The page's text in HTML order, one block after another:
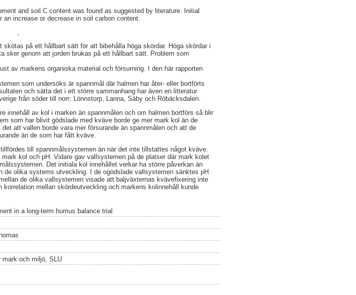
and soil C content was found as suggested by literature. Initial
increase or decrease in soil carbon content.
på ett hållbart sätt för att bibehålla höga skördar. Höga skördar i
sker genom att jorden brukas på ett hållbart sätt. Problem som
av markens organiska material och försurning. I den här rapporten
som undersöks är spannmål där halmen har åter- eller bortförts
och sätta det i ett större sammanhang har även en litteratur
från söder till norr; Lönnstorp, Lanna, Säby och Röbäcksdalen.
innehåll av kol i marken än spannmålen och om halmen bortförs så blir
som har blivit gödslade med kväve borde ge mer mark kol än de
att vallen borde vara mer försurande än spannmålen och att de
än de som har fått kväve.
till spannmålssystemen än när det inte tillstattes något kväve.
kol och pH. Vidare gav vallsystemen på de platser där mark kolet
Det initiala kol innehållet verkar ha större påverkan än
olika systems utveckling. I de ogödslade vallsystemen sänktes pH
de olika vallsystemen visade att baljväxternas kvävefixering inte
mellan skördeutveckling och markens kolinnehåll kunde
in a long-term humus balance trial
mark och miljö, SLU